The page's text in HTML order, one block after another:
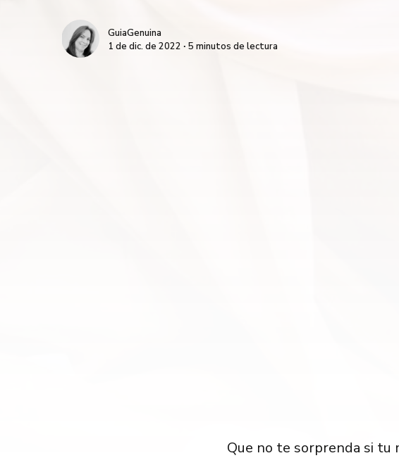
GuiaGenuina
1 de dic. de 2022 ∙ 5 minutos de lectura
Que no te sorprenda si tu